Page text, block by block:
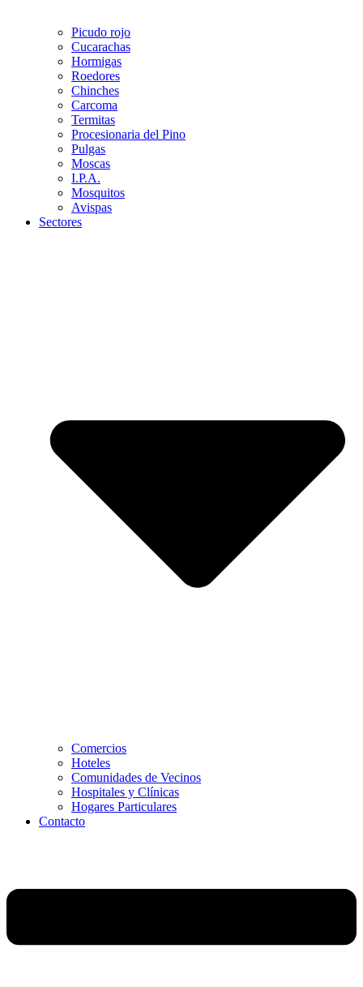
Picudo rojo
Cucarachas
Hormigas
Roedores
Chinches
Carcoma
Termitas
Procesionaria del Pino
Pulgas
Moscas
I.P.A.
Mosquitos
Avispas
Sectores
Comercios
Hoteles
Comunidades de Vecinos
Hospitales y Clínicas
Hogares Particulares
Contacto